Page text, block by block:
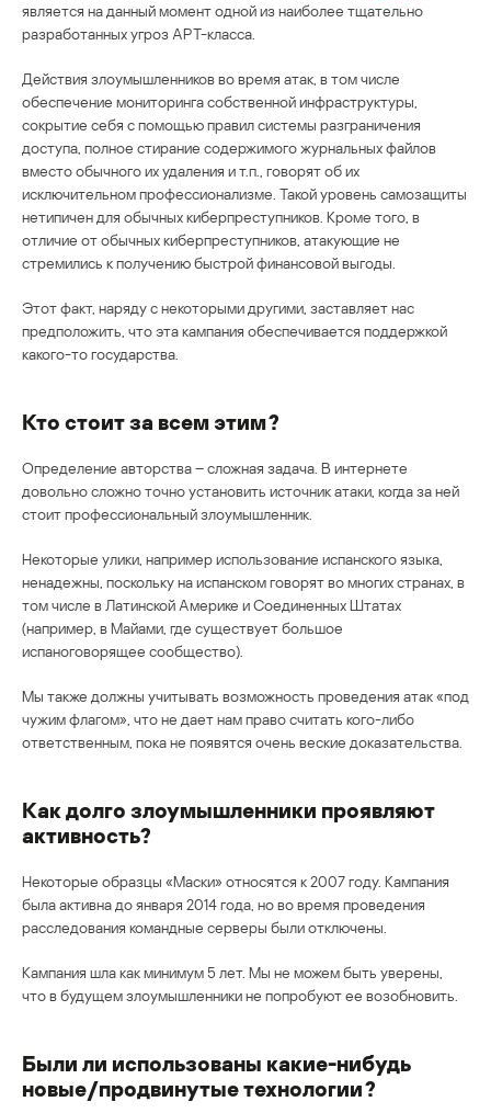
является на данный момент одной из наиболее тщательно
разработанных угроз APT-класса.
Действия злоумышленников во время атак, в том числе
обеспечение мониторинга собственной инфраструктуры,
сокрытие себя с помощью правил системы разграничения
доступа, полное стирание содержимого журнальных файлов
вместо обычного их удаления и т.п., говорят об их
исключительном профессионализме. Такой уровень самозащиты
нетипичен для обычных киберпреступников. Кроме того, в
отличие от обычных киберпреступников, атакующие не
стремились к получению быстрой финансовой выгоды.
Этот факт, наряду с некоторыми другими, заставляет нас
предположить, что эта кампания обеспечивается поддержкой
какого-то государства.
Кто стоит за всем этим?
Определение авторства – сложная задача. В интернете
довольно сложно точно установить источник атаки, когда за ней
стоит профессиональный злоумышленник.
Некоторые улики, например использование испанского языка,
ненадежны, поскольку на испанском говорят во многих странах, в
том числе в Латинской Америке и Соединенных Штатах
(например, в Майами, где существует большое
испаноговорящее сообщество).
Мы также должны учитывать возможность проведения атак «под
чужим флагом», что не дает нам право считать кого-либо
ответственным, пока не появятся очень веские доказательства.
Как долго злоумышленники проявляют
активность?
Некоторые образцы «Маски» относятся к 2007 году. Кампания
была активна до января 2014 года, но во время проведения
расследования командные серверы были отключены.
Кампания шла как минимум 5 лет. Мы не можем быть уверены,
что в будущем злоумышленники не попробуют ее возобновить.
Были ли использованы какие-нибудь
новые/продвинутые технологии?